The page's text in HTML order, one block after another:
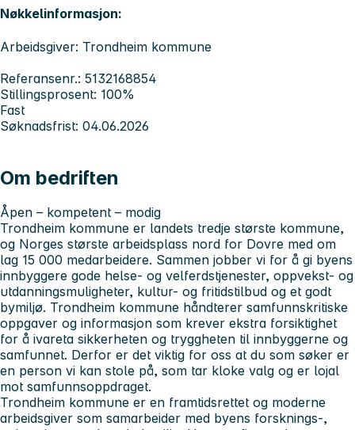
Nøkkelinformasjon:
Arbeidsgiver: Trondheim kommune
Referansenr.: 5132168854
Stillingsprosent: 100%
Fast
Søknadsfrist: 04.06.2026
Om bedriften
Åpen – kompetent – modig
Trondheim kommune er landets tredje største kommune,
og Norges største arbeidsplass nord for Dovre med om
lag 15 000 medarbeidere. Sammen jobber vi for å gi byens
innbyggere gode helse- og velferdstjenester, oppvekst- og
utdanningsmuligheter, kultur- og fritidstilbud og et godt
bymiljø. Trondheim kommune håndterer samfunnskritiske
oppgaver og informasjon som krever ekstra forsiktighet
for å ivareta sikkerheten og tryggheten til innbyggerne og
samfunnet. Derfor er det viktig for oss at du som søker er
en person vi kan stole på, som tar kloke valg og er lojal
mot samfunnsoppdraget.
Trondheim kommune er en framtidsrettet og moderne
arbeidsgiver som samarbeider med byens forsknings-,